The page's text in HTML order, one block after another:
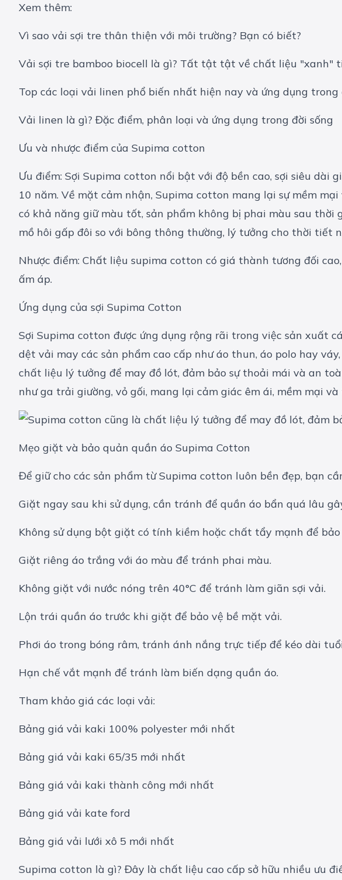
Xem thêm:
Vì sao vải sợi tre thân thiện với môi trường? Bạn có biết?
Vải sợi tre bamboo biocell là gì? Tất tật tật về chất liệu "xanh"
Top các loại vải linen phổ biến nhất hiện nay và ứng dụng trong
Vải linen là gì? Đặc điểm, phân loại và ứng dụng trong đời sống
Ưu và nhược điểm của Supima cotton
Ưu điểm: Sợi Supima cotton nổi bật với độ bền cao, sợi siêu
10 năm. Về mặt cảm nhận, Supima cotton mang lại sự mềm
có khả năng giữ màu tốt, sản phẩm không bị phai màu sau
mồ hôi gấp đôi so với bông thông thường, lý tưởng cho thời tiết
Nhược điểm: Chất liệu supima cotton có giá thành tương đối
ấm áp.
Ứng dụng của sợi Supima Cotton
Sợi Supima cotton được ứng dụng rộng rãi trong việc sản xuất
dệt vải may các sản phẩm cao cấp như áo thun, áo polo hay
chất liệu lý tưởng để may đồ lót, đảm bảo sự thoải mái và an
như ga trải giường, vỏ gối, mang lại cảm giác êm ái, mềm mại
Mẹo giặt và bảo quản quần áo Supima Cotton
Để giữ cho các sản phẩm từ Supima cotton luôn bền đẹp, bạn
Giặt ngay sau khi sử dụng, cần tránh để quần áo bẩn quá lâu
Không sử dụng bột giặt có tính kiềm hoặc chất tẩy mạnh để bảo
Giặt riêng áo trắng với áo màu để tránh phai màu.
Không giặt với nước nóng trên 40°C để tránh làm giãn sợi vải.
Lộn trái quần áo trước khi giặt để bảo vệ bề mặt vải.
Phơi áo trong bóng râm, tránh ánh nắng trực tiếp để kéo dài
Hạn chế vắt mạnh để tránh làm biến dạng quần áo.
Tham khảo giá các loại vải:
Bảng giá vải kaki 100% polyester mới nhất
Bảng giá vải kaki 65/35 mới nhất
Bảng giá vải kaki thành công mới nhất
Bảng giá vải kate ford
Bảng giá vải lưới xô 5 mới nhất
Supima cotton là gì? Đây là chất liệu cao cấp sở hữu nhiều ưu